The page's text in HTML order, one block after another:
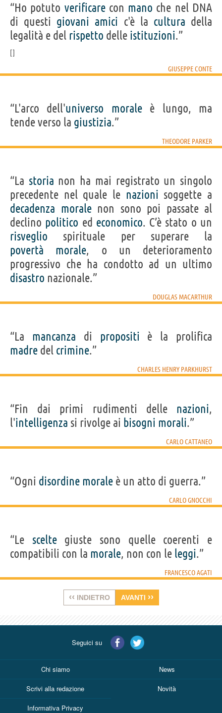
“Ho potuto verificarecon mano che nel DNA
di questi giovani amici c'è la cultura della
legalità e del rispetto delle istituzioni.”
GIUSEPPE CONTE
“L'arco dell'universo moraleè lungo, ma
tende verso la giustizia.”
THEODORE PARKER
“La storia non ha mai registrato un singolo
precedente nel quale le nazioni soggette a
decadenza moralenon sono poi passate al
declino politico ed economico. C’è stato o un
risveglio spirituale per superare la
povertà
morale, o un deterioramento
progressivo che ha condotto ad un ultimo
disastro nazionale.”
DOUGLAS MACARTHUR
“La mancanza di propositi è la prolifica
madre del crimine.”
CHARLES HENRY PARKHURST
“Fin dai primi rudimenti delle nazioni,
l'intelligenza si rivolge ai bisogni morali.”
CARLO CATTANEO
“Ogni disordine morale è un atto di guerra.”
CARLO GNOCCHI
“Le sceltegiuste sono quelle coerenti e
compatibili con la morale, non con le leggi.”
FRANCESCO AGATI
‹‹ INDIETRO AVANTI ››
Seguici su
Chi siamo News
Scrivi alla redazione Novità
Informativa Privacy